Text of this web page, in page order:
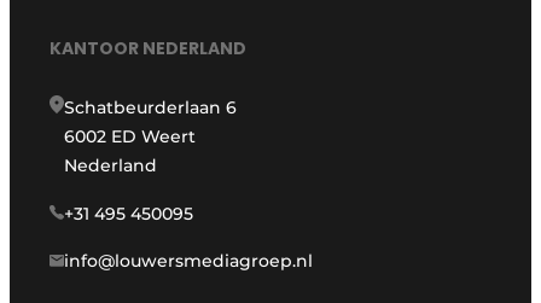
KANTOOR NEDERLAND
Schatbeurderlaan 6
6002 ED Weert
Nederland
+31 495 450095
info@louwersmediagroep.nl